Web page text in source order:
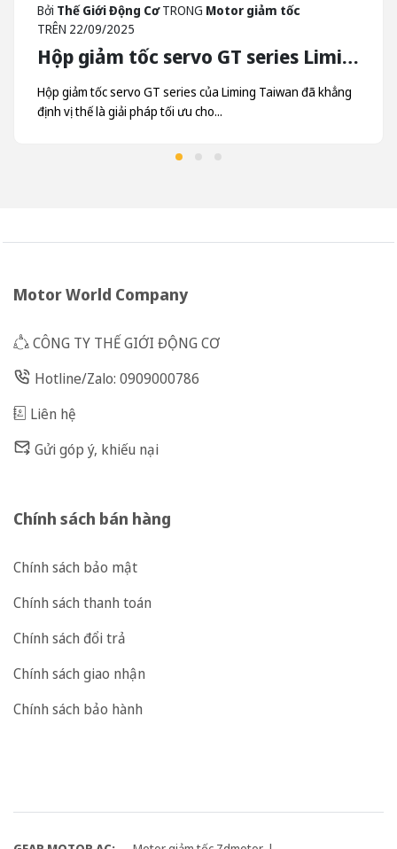
Bởi Thế Giới Động Cơ TRONG Motor giảm tốc
TRÊN 22/09/2025
Hộp giảm tốc servo GT series Liming - Hộp Giảm Tốc Quay Trục Rỗng Liming Taiwan
Hộp giảm tốc servo GT series của Liming Taiwan đã khẳng
định vị thế là giải pháp tối ưu cho...
Motor World Company
CÔNG TY THẾ GIỚI ĐỘNG CƠ
Hotline/Zalo: 0909000786
Liên hệ
Gửi góp ý, khiếu nại
Chính sách bán hàng
Chính sách bảo mật
Chính sách thanh toán
Chính sách đổi trả
Chính sách giao nhận
Chính sách bảo hành